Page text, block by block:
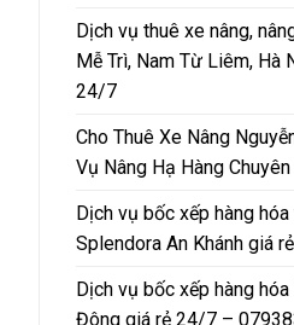
Dịch vụ thuê xe nâng,
Mễ Trì, Nam Từ Liêm, Hà
24/7
Cho Thuê Xe Nâng
Vụ Nâng Hạ Hàng
Dịch vụ bốc xếp hàng
Splendora An Khánh giá
Dịch vụ bốc xếp hàng hóa
Đông giá rẻ 24/7 –